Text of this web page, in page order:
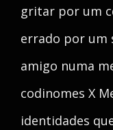
gritar por um
errado por um
amigo numa
codinomes X
identidades